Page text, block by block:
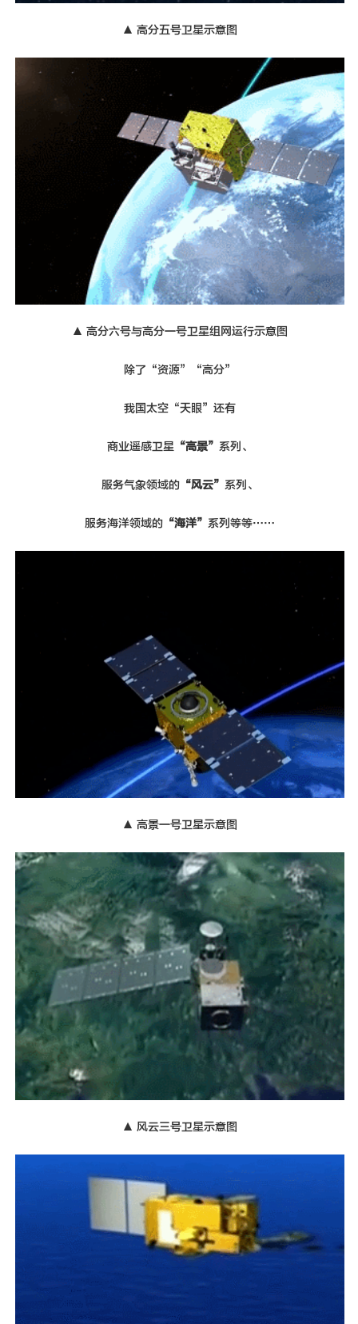
▲ 高分五号卫星示意图
▲ 高分六号与高分一号卫星组网运行示意图
除了“资源”“高分”
我国太空“天眼”还有
商业遥感卫星 “高景” 系列、
服务气象领域的“风云” 系列、
服务海洋领域的“海洋” 系列等等……
▲ 高景一号卫星示意图
▲ 风云三号卫星示意图